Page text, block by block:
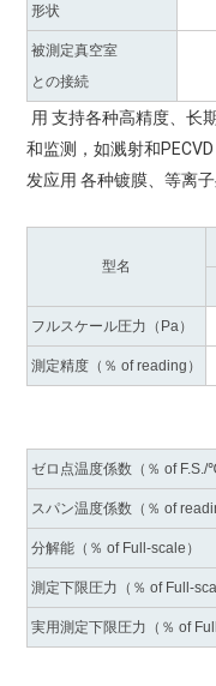
形状
被測定真空室
との接続
用 支持各种高精度、长
和监测，如溅射和
发应用 各种镀膜、等离
型名
フルスケール圧力（Pa）
測定精度（％ of reading）
ゼロ点温度係数（％ of
スパン温度係数（％ of
分解能（％ of Full-scale）
測定下限圧力（％ of Full-
実用測定下限圧力（％ of